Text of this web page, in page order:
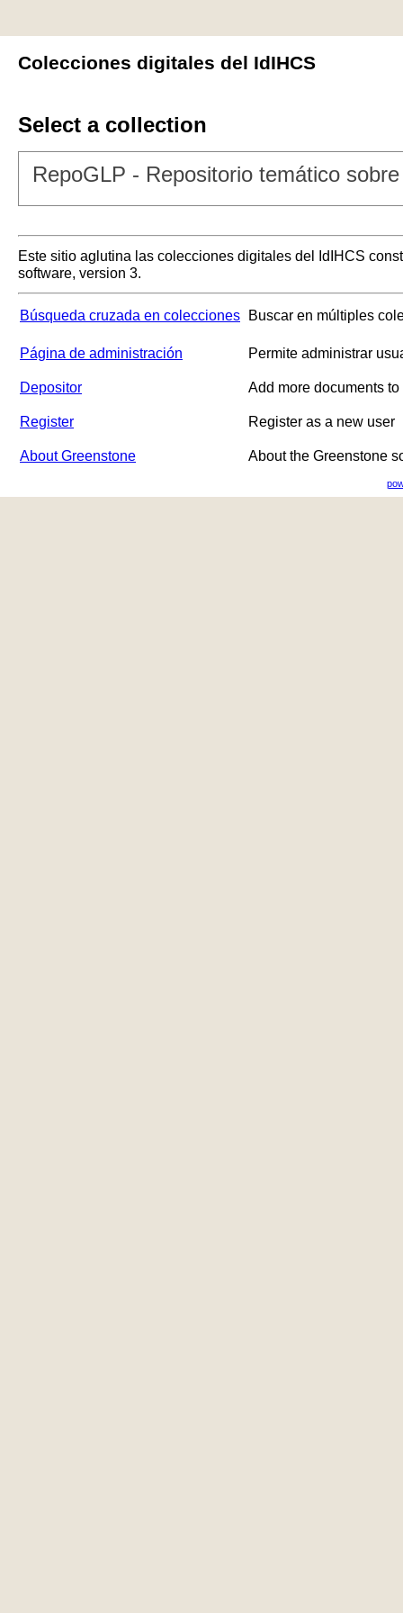
Colecciones digitales del IdIHCS
Select a collection
RepoGLP - Repositorio temático
Este sitio aglutina las colecciones digitales del IdIHCS
software, version 3.
Búsqueda cruzada en colecciones Buscar en múltiples
Página de administración Permite administrar
Depositor Add more documents
Register Register as a new user
About Greenstone About the Greenstone